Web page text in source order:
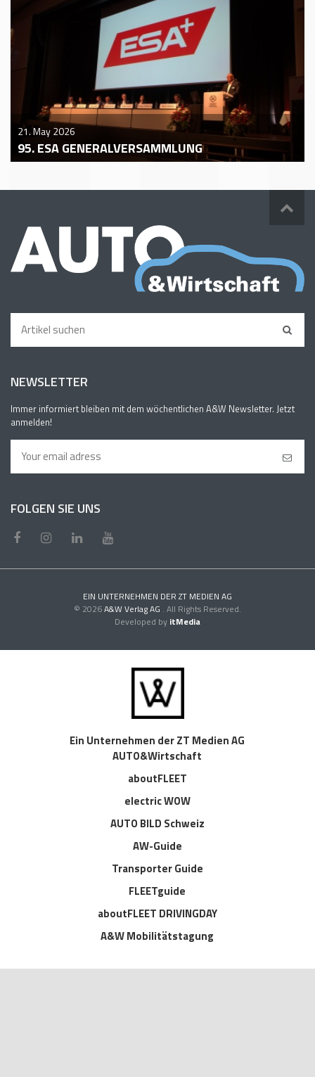
21. May 2026
95. ESA GENERALVERSAMMLUNG
NEWSLETTER
Immer informiert bleiben mit dem wöchentlichen A&W Newsletter. Jetzt
anmelden!
FOLGEN SIE UNS
EIN UNTERNEHMEN DER ZT MEDIEN AG
© 2026A&W Verlag AG . All Rights Reserved.
Developed by itMedia
Ein Unternehmen der ZT Medien AG
AUTO&Wirtschaft
aboutFLEET
electric WOW
AUTO BILD Schweiz
AW-Guide
Transporter Guide
FLEETguide
aboutFLEET DRIVINGDAY
A&W Mobilitätstagung